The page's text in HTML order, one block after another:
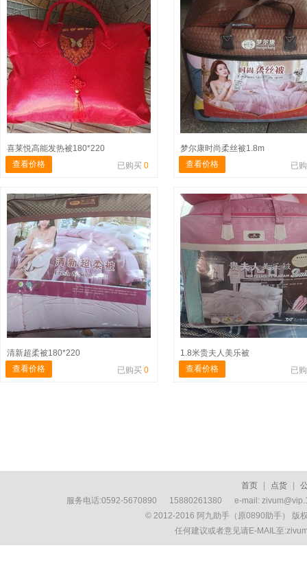
喜莱悦高能发热被180*220
查看价格
已购买 0
梦尔康时尚柔丝被1.8m
查看价格
已
清新超柔被180*220
查看价格
已购买 0
1.8米贵夫人美乐被
查看价格
已
首页 点货
服务电话:0592-5670890 15880261380 e-mail:
© 2012-2016 阿九助手（原0890助手） 版
任何建议或者意见请E-MAIL至